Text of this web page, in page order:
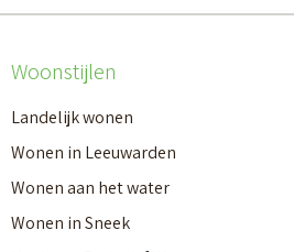
Woonstijlen
Landelijk wonen
Wonen in Leeuwarden
Wonen aan het water
Wonen in Sneek